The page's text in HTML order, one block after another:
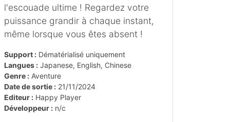
l'escouade ultime ! Regardez votre
puissance grandir à chaque instant,
même lorsque vous êtes absent !
Support : Dématérialisé uniquement
Langues : Japanese, English, Chinese
Genre : Aventure
Date de sortie : 21/11/2024
Editeur : Happy Player
Développeur : n/c